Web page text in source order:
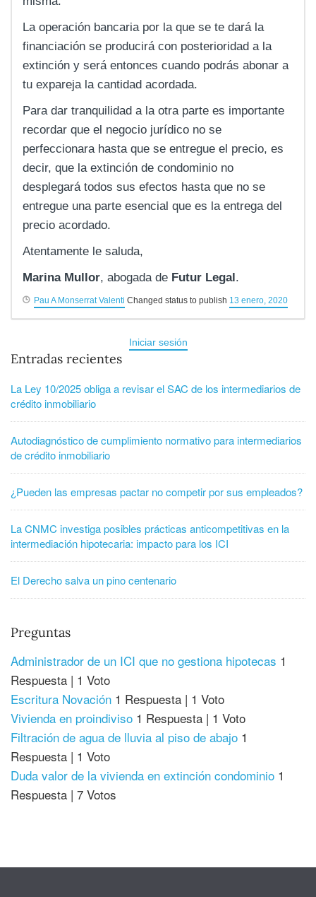
La operación bancaria por la que se te dará la
financiación se producirá con posterioridad a la
extinción y será entonces cuando podrás abonar a
tu expareja la cantidad acordada.
Para dar tranquilidad a la otra parte es importante
recordar que el negocio jurídico no se
perfeccionara hasta que se entregue el precio, es
decir, que la extinción de condominio no
desplegará todos sus efectos hasta que no se
entregue una parte esencial que es la entrega del
precio acordado.
Atentamente le saluda,
Marina Mullor, abogada de Futur Legal .
Pau A Monserrat Valenti Changed status to publish 13 enero, 2020
Iniciar sesión
Entradas recientes
La Ley 10/2025 obliga a revisar el SAC de los intermediarios de
crédito inmobiliario
Autodiagnóstico de cumplimiento normativo para intermediarios
de crédito inmobiliario
¿Pueden las empresas pactar no competir por sus empleados?
La CNMC investiga posibles prácticas anticompetitivas en la
intermediación hipotecaria: impacto para los ICI
El Derecho salva un pino centenario
Preguntas
Administrador de un ICI que no gestiona hipotecas 1
Respuesta | 1 Voto
Escritura Novación 1 Respuesta | 1 Voto
Vivienda en proindiviso 1 Respuesta | 1 Voto
Filtración de agua de lluvia al piso de abajo 1
Respuesta | 1 Voto
Duda valor de la vivienda en extinción condominio 1
Respuesta | 7 Votos